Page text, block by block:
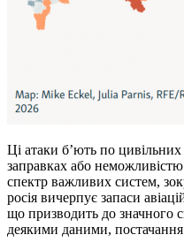
Ці атаки б’ють по
заправках або
спектр важливих систем,
росія вичерпує запаси
що призводить до значного
деякими даними,